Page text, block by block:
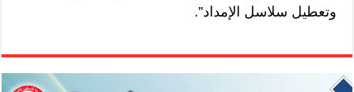
وتعطيل سلاسل الإمداد”.